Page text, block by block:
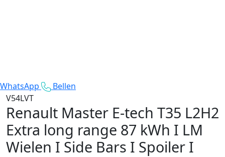
WhatsApp
Bellen
V54LVT
Renault Master E-tech T35 L2H2
Extra long range 87 kWh I LM
Wielen I Side Bars I Spoiler I